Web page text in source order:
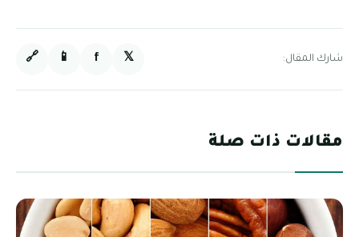
شارك المقال: 𝕏
f
📱
🔗
مقالات ذات صلة